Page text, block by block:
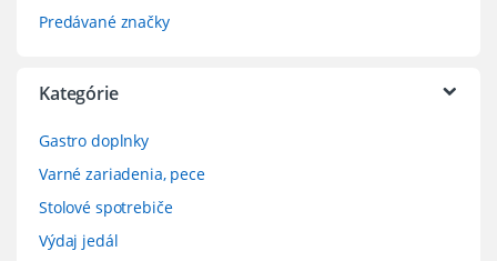
Predávané značky
Kategórie
Gastro doplnky
Varné zariadenia, pece
Stolové spotrebiče
Výdaj jedál